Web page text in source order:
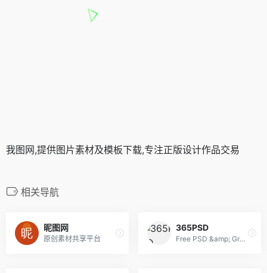
我图网,提供图片素材及模板下载,专注正版设计作品交易
相关导航
昵图网
原创素材共享平台
365PSD
Free PSD &amp; Graphics, Illustrations